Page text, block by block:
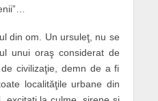
din om. Un ursuleţ, nu se
unui oraş considerat de
civilizaţie, demn de a fi
localităţile urbane din